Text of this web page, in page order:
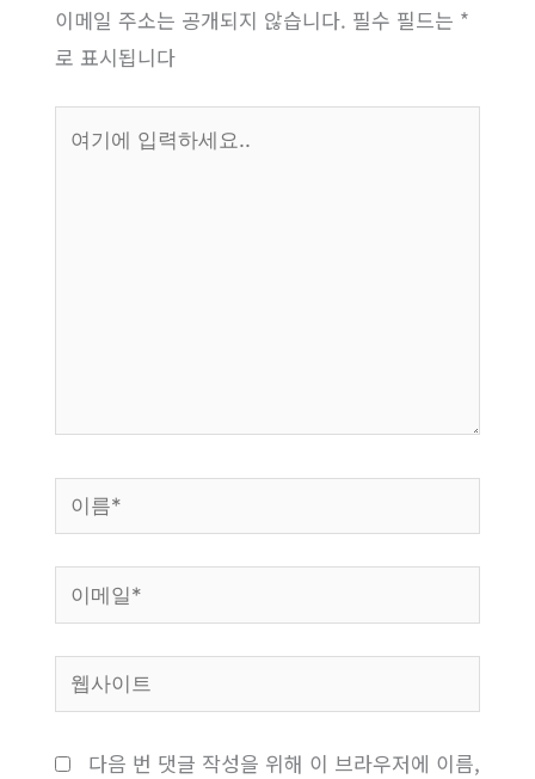
이메일 주소는 공개되지 않습니다. 필수 필드는 *
로 표시됩니다
름
*
메
일
사
다음 번 댓글 작성을 위해 이 브라우저에 이름,